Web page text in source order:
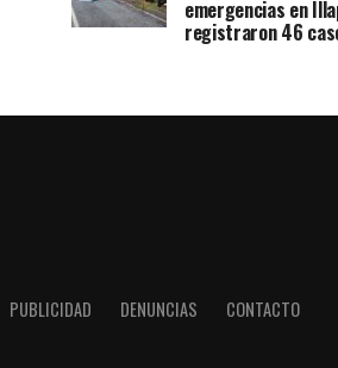
emergencias en
registraron 46
PUBLICIDAD DENUNCIAS CONTACTO